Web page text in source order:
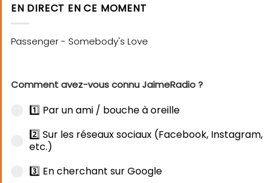
EN DIRECT EN CE MOMENT
Comment avez-vous connu JaimeRadio ?
1️⃣ Par un ami / bouche à oreille
2️⃣ Sur les réseaux sociaux (Facebook, Instagram,
etc.)
3️⃣ En cherchant sur Google